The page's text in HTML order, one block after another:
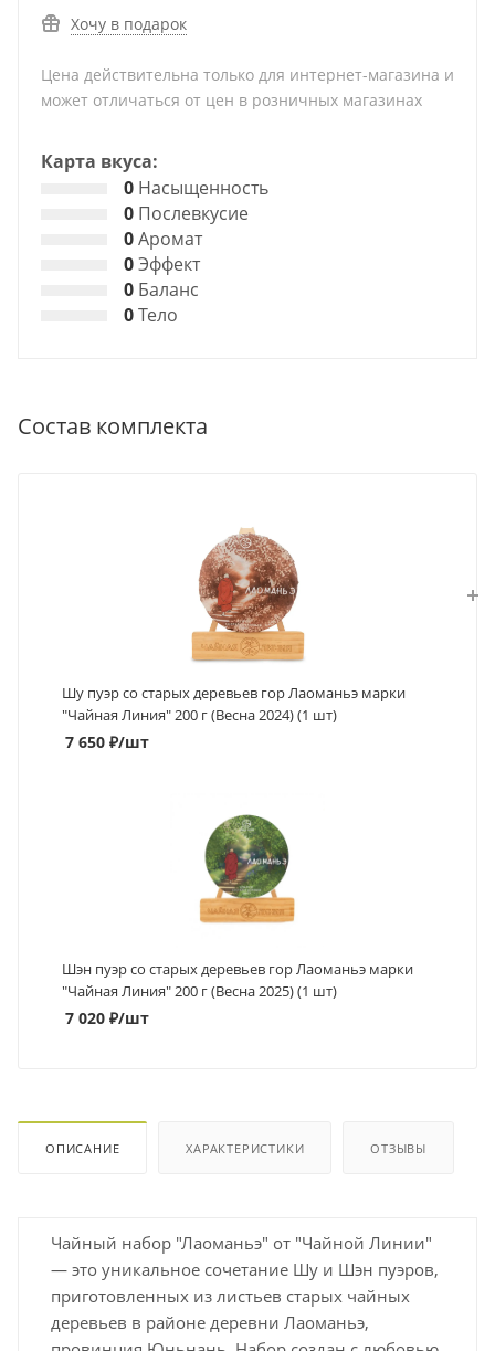
Хочу в подарок
Цена действительна только для интернет-магазина и
может отличаться от цен в розничных магазинах
Карта вкуса:
0 Насыщенность
0 Послевкусие
0Аромат
0Эффект
0 Баланс
0Тело
Состав комплекта
Шу пуэр со старых деревьев гор Лаоманьэ марки
"Чайная Линия" 200 г (Весна 2024) (1 шт)
7 650₽/шт
Шэн пуэр со старых деревьев гор Лаоманьэ марки
"Чайная Линия" 200 г (Весна 2025) (1 шт)
7 020₽/шт
ОПИСАНИЕ ХАРАКТЕРИСТИКИ ОТЗЫВЫ
Чайный набор "Лаоманьэ" от "Чайной Линии"
— это уникальное сочетание Шу и Шэн пуэров,
приготовленных из листьев старых чайных
деревьев в районе деревни Лаоманьэ,